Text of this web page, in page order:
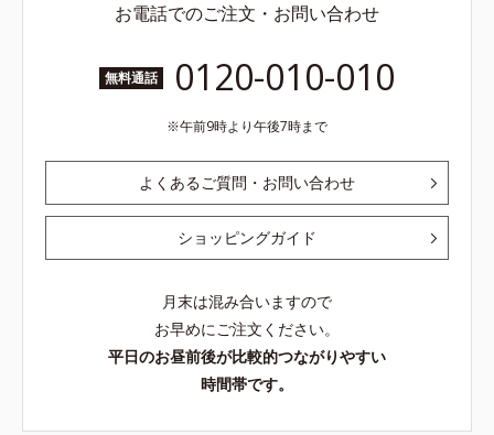
お電話でのご注文・お問い合わせ
無料通話 0120-010-010
午前9時より午後7時まで
よくあるご質問・お問い合わせ
ショッピングガイド
月末は混み合いますので
お早めにご注文ください。
平日のお昼前後が比較的つながりやすい
時間帯です。